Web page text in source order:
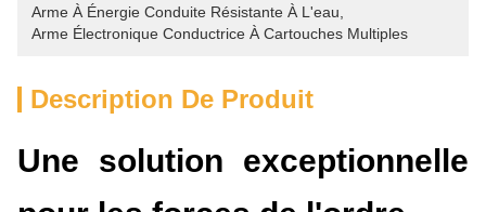
Arme À Énergie Conduite Résistante À L'eau
Arme Électronique Conductrice À Cartouches Multiples
Description De Produit
Une solution exceptionnelle